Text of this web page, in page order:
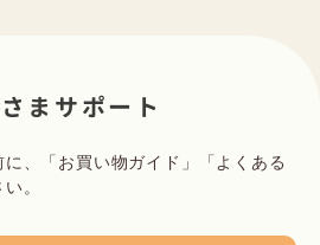
まサポート
、「お買い物ガイド」「よくある
。